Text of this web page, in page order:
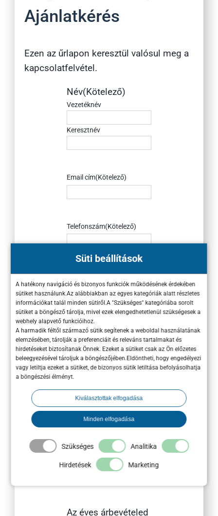
Süti beállítások
A hatékony navigáció és bizonyos funkciók működésének érdekében
sütiket használunk.Az alábbiakban az egyes kategóriák alatt részletes
információkat talál minden sütiről.A "Szükséges" kategóriába sorolt
sütiket a böngésző tárolja, mivel ezek elengedhetetlenül szükségesek a
webhely alapvető funkcióihoz.
A harmadik féltől származó sütik segítenek a weboldal használatának
elemzésében, tárolják a preferenciáit és releváns tartalmakat és
hirdetéseket biztosítanak Önnek. Ezeket a sütiket csak az Ön előzetes
beleegyezésével tároljuk a böngészőjében.Eldöntheti, hogy engedélyezi
vagy letiltja ezeket a sütiket, de bizonyos sütik letiltása befolyásolhatja
a böngészési élményt.
Kiválasztottak elfogadása
Minden elfogadása
Szükséges Analitika
Hirdetések Marketing
Ajánlatkérés
Ezen az űrlapon keresztül valósul meg a
kapcsolatfelvétel.
Név(Kötelező)
Vezetéknév
Keresztnév
Email cím(Kötelező)
Telefonszám(Kötelező)
Weboldal(Kötelező)
Együttműködéshez
szükséges
adatok(Kötelező)
Melyik témában
érdeklődsz?
Weboldal / Webáruház
fejlesztés
Online marketing
kivitelezés
Stratégiai tanácsadás
és elemzés
Arculat, kreatív, média
Egyéb / Speciális
Az éves árbevételed